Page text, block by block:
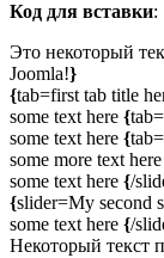
Код для вставки:
Это некоторый
Joomla!}
{tab=first tab title
some text here {
some text here {
some more text here
some text here {/
{slider=My second
some text here {/
Некоторый текст